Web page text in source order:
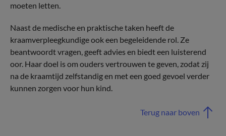
moeten letten.
Naast de medische en praktische taken heeft de
kraamverpleegkundige ook een begeleidende rol. Ze
beantwoordt vragen, geeft advies en biedt een luisterend
oor. Haar doel is om ouders vertrouwen te geven, zodat zij
na de kraamtijd zelfstandig en met een goed gevoel verder
kunnen zorgen voor hun kind.
Terug naar boven